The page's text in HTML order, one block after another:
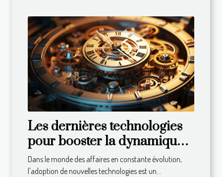
Les dernières technologies
pour booster la dynamique
de votre entreprise
Dans le monde des affaires en constante évolution,
l'adoption de nouvelles technologies est un...